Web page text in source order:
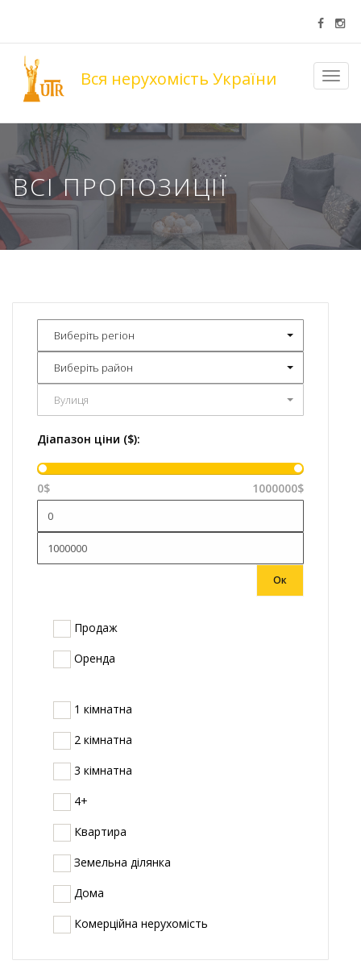
Вся нерухомість України
ВСІ ПРОПОЗИЦІЇ
Виберіть регіон
Виберіть район
Вулиця
Діапазон ціни ($):
0$ 1000000$
Ок
Продаж
Оренда
1 кімнатна
2 кімнатна
3 кімнатна
4+
Квартира
Земельна ділянка
Дома
Комерційна нерухомість